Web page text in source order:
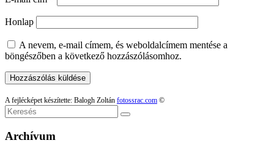
Honlap
A nevem, e-mail címem, és weboldalcímem mentése a
böngészőben a következő hozzászólásomhoz.
A fejlécképet készítette: Balogh Zoltán fotossrac.com ©
Keresés
Archívum